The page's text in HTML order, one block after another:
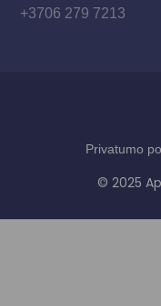
+3706 279 7213
Privatumo
© 2025